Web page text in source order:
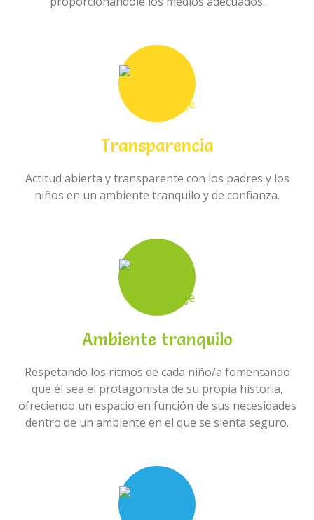
Transparencia
Actitud abierta y transparente con los padres y los
niños en un ambiente tranquilo y de confianza.
Ambiente tranquilo
Respetando los ritmos de cada niño/a fomentando
que él sea el protagonista de su propia historia,
ofreciendo un espacio en función de sus necesidades
dentro de un ambiente en el que se sienta seguro.